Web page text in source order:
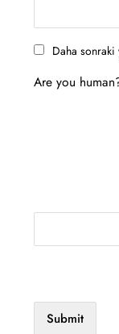
Daha sonraki
Are you